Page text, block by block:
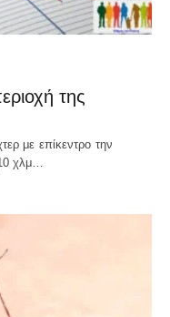
της
με επίκεντρο την
χλμ…